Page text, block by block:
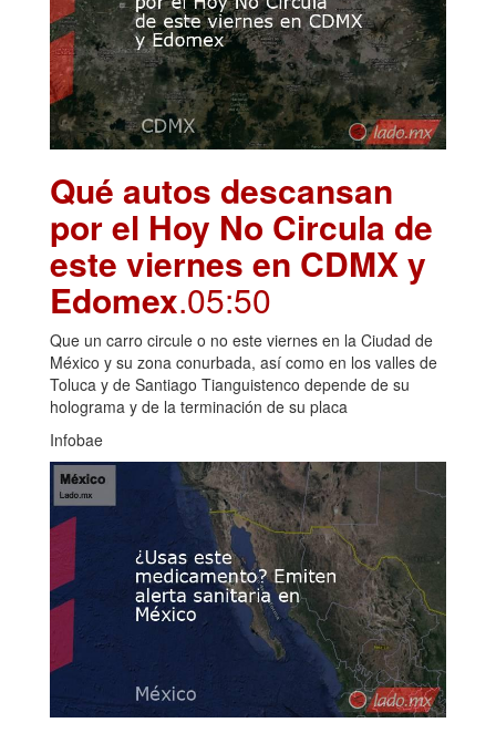
Qué autos descansan
por el Hoy No Circula de
este viernes en CDMX y
Edomex.05:50
Que un carro circule o no este viernes en la Ciudad de
México y su zona conurbada, así como en los valles de
Toluca y de Santiago Tianguistenco depende de su
holograma y de la terminación de su placa
Infobae